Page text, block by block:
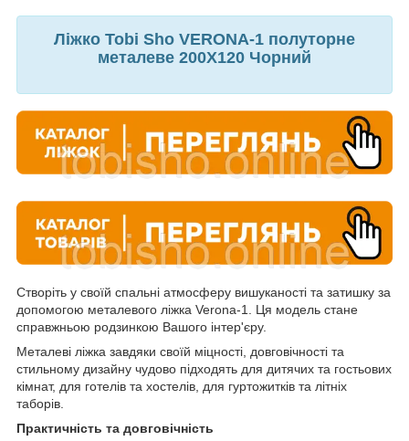
Ліжко Tobi Sho VERONA-1 полуторне
металеве 200X120 Чорний
Створіть у своїй спальні атмосферу вишуканості та затишку за
допомогою металевого ліжка Verona-1. Ця модель стане
справжньою родзинкою Вашого інтер'єру.
Металеві ліжка завдяки своїй міцності, довговічності та
стильному дизайну чудово підходять для дитячих та гостьових
кімнат, для готелів та хостелів, для гуртожитків та літніх
таборів.
Практичність та довговічність